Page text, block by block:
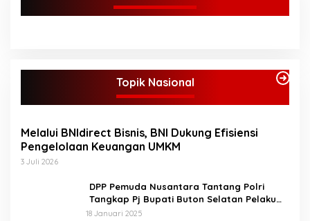
Topik Nasional
Melalui BNIdirect Bisnis, BNI Dukung Efisiensi
Pengelolaan Keuangan UMKM
3 Juli 2026
DPP Pemuda Nusantara Tantang Polri
Tangkap Pj Bupati Buton Selatan Pelaku
Penganiaya Aktvis HMI
18 Januari 2025